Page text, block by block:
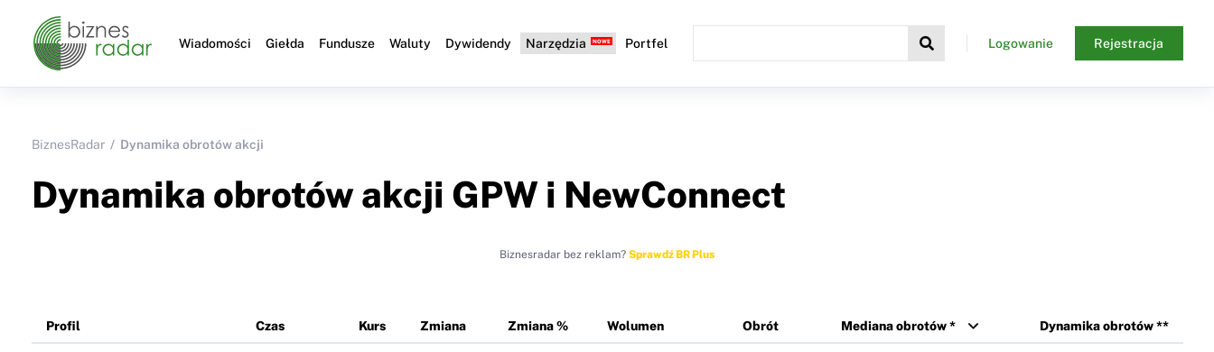
Wiadomości Giełda Fundusze Waluty Dywidendy Narzędzia Portfel Logowanie Rejestracja
BiznesRadar Dynamika obrotów akcji
Dynamika obrotów akcji GPW i NewConnect
Biznesradar bez reklam? Sprawdź BR Plus
Profil Czas Kurs Zmiana Zmiana % Wolumen Obrót Mediana obrotów * Dynamika obrotów **